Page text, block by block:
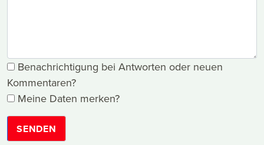
Benachrichtigung bei Antworten oder neuen
Kommentaren?
Meine Daten merken?
SENDEN